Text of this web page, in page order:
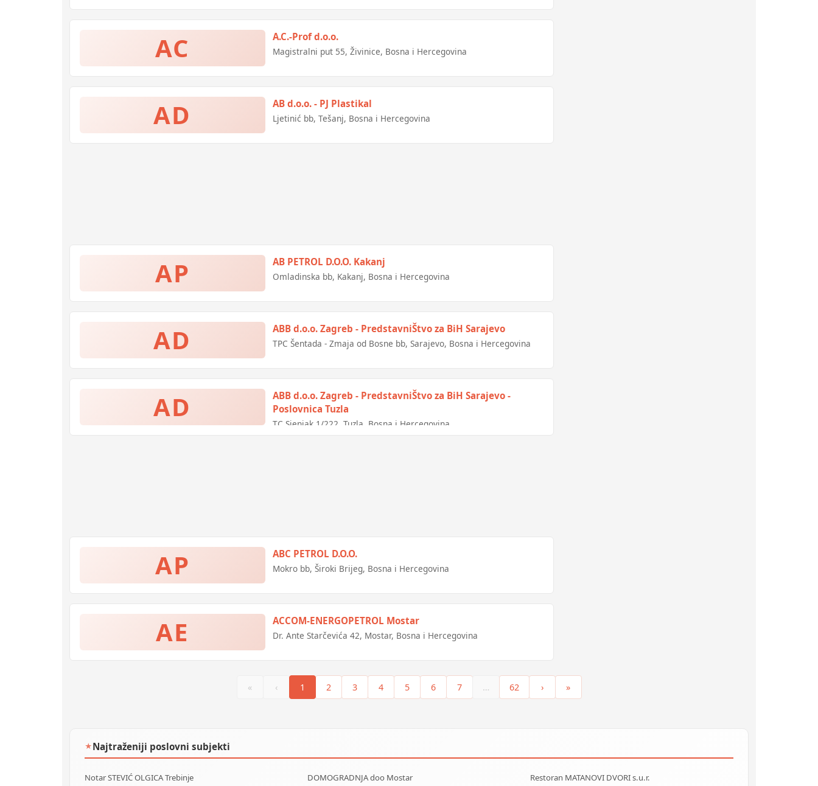
AC A.C.-Prof d.o.o.
Magistralni put 55, Živinice, Bosna i Hercegovina
AD AB d.o.o. - PJ Plastikal
Ljetinić bb, Tešanj, Bosna i Hercegovina
AP AB PETROL D.O.O. Kakanj
Omladinska bb, Kakanj, Bosna i Hercegovina
AD ABB d.o.o. Zagreb - PredstavniŠtvo za BiH Sarajevo
TPC Šentada - Zmaja od Bosne bb, Sarajevo, Bosna i Hercegovina
AD
ABB d.o.o. Zagreb - PredstavniŠtvo za BiH Sarajevo -
Poslovnica Tuzla
TC Sjenjak 1/222, Tuzla, Bosna i Hercegovina
AP ABC PETROL D.O.O.
Mokro bb, Široki Brijeg, Bosna i Hercegovina
AE ACCOM-ENERGOPETROL Mostar
Dr. Ante Starčevića 42, Mostar, Bosna i Hercegovina
« ‹ 1 2 3 4 5 6 7 … 62 › »
★Najtraženiji poslovni subjekti
Notar STEVIĆ OLGICA Trebinje DOMOGRADNJA doo Mostar
Restoran MATANOVI DVORI s.u.r.